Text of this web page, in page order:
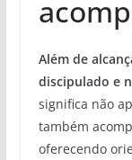
Além de
discipulado e
significa não
também
oferecendo